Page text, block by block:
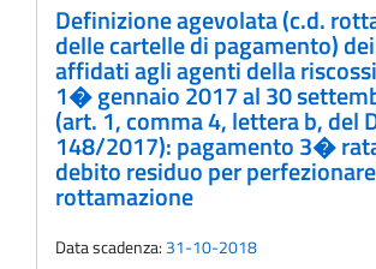
Definizione agevolata (c.d.
delle cartelle di pagamento)
affidati agli agenti della
1� gennaio 2017 al 30
(art. 1, comma 4, lettera b, del
148/2017): pagamento 3�
debito residuo per
rottamazione
Data scadenza: 31-10-2018